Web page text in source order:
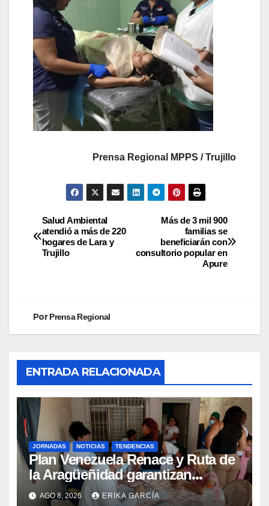
Prensa Regional MPPS / Trujillo
Más de 3 mil 900
familias se
beneficiarán con
consultorio popular en
Apure
Salud Ambiental
atendió a más de 220
hogares de Lara y
Trujillo
PorPrensa Regional
ENTRADA RELACIONADA
JORNADAS NOTICIAS TENDENCIAS
Plan Venezuela Renace y Ruta de
la Aragüeñidad garantizan
atención médica integral en
AGO 8, 2026 ERIKA GARCÍA